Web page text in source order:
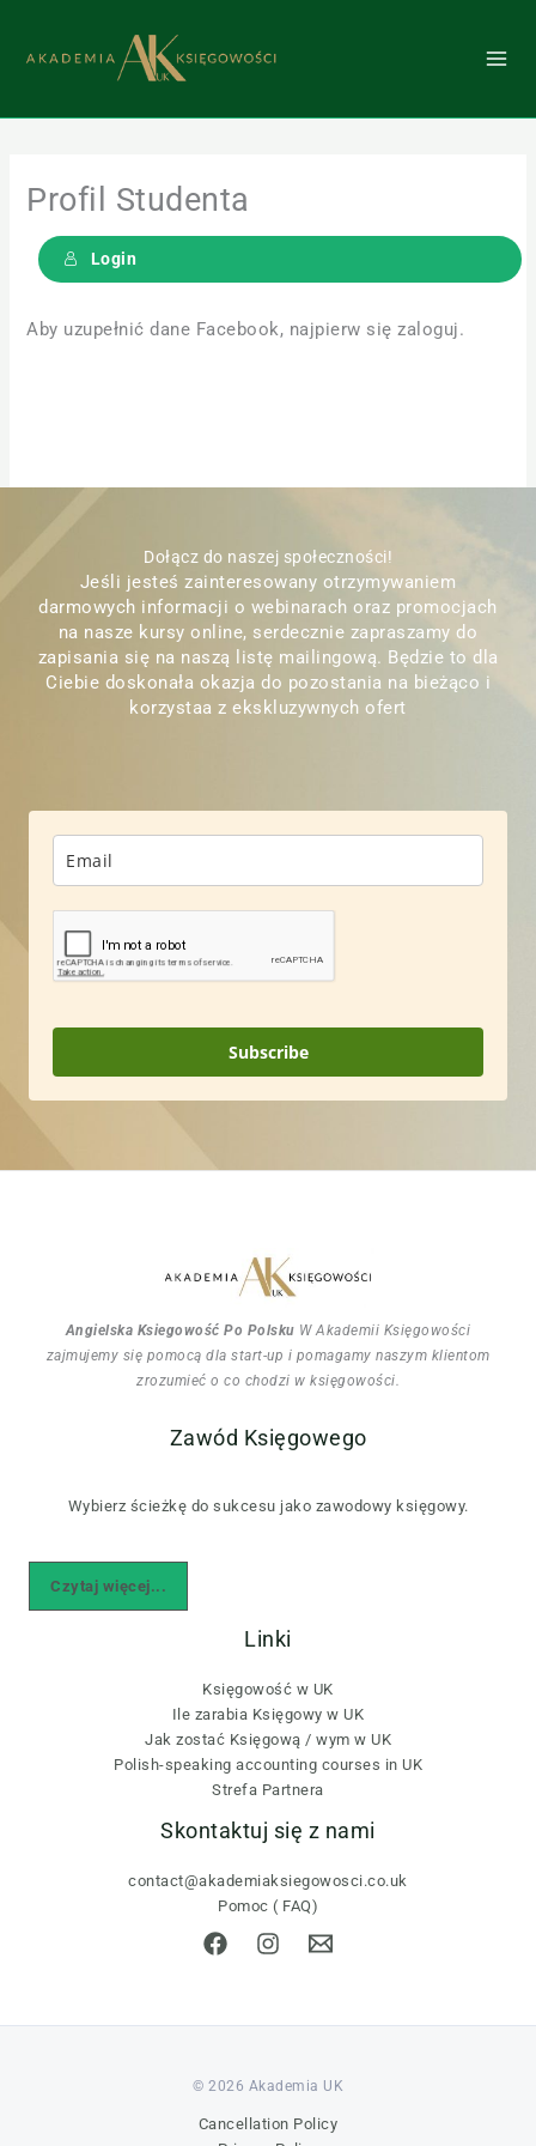
treści
Profil Studenta
Login
Aby uzupełnić dane Facebook, najpierw się zaloguj.
Dołącz do naszej społeczności!
Jeśli jesteś zainteresowany otrzymywaniem
darmowych informacji o webinarach oraz promocjach
na nasze kursy online, serdecznie zapraszamy do
zapisania się na naszą listę mailingową. Będzie to dla
Ciebie doskonała okazja do pozostania na bieżąco i
korzystaa z ekskluzywnych ofert
Subscribe
Angielska Ksiegowość Po Polsku W Akademii Księgowości
zajmujemy się pomocą dla start-up i pomagamy naszym klientom
zrozumieć o co chodzi w księgowości.
Zawód Księgowego
Wybierz ścieżkę do sukcesu jako zawodowy księgowy.
Czytaj więcej...
Linki
Księgowość w UK
Ile zarabia Księgowy w UK
Jak zostać Księgową / wym w UK
Polish-speaking accounting courses in UK
Strefa Partnera
Skontaktuj się z nami
contact@akademiaksiegowosci.co.uk
Pomoc ( FAQ)
© 2026 Akademia UK
Cancellation Policy